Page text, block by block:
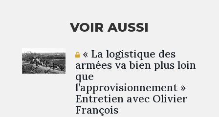
VOIR AUSSI
« La logistique des
armées va bien plus loin
que
l’approvisionnement »
Entretien avec Olivier
François